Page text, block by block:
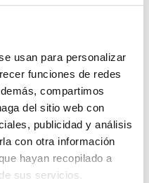
usan para personalizar
funciones de redes
compartimos
del sitio web con
publicidad y análisis
con otra información
hayan recopilado a
sus servicios.
reforma del
y gasto